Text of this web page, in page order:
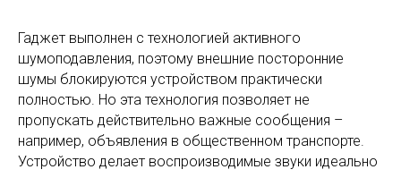
Гаджет выполнен с технологией активного
шумоподавления, поэтому внешние посторонние
шумы блокируются устройством практически
полностью. Но эта технология позволяет не
пропускать действительно важные сообщения –
например, объявления в общественном транспорте.
Устройство делает воспроизводимые звуки идеально